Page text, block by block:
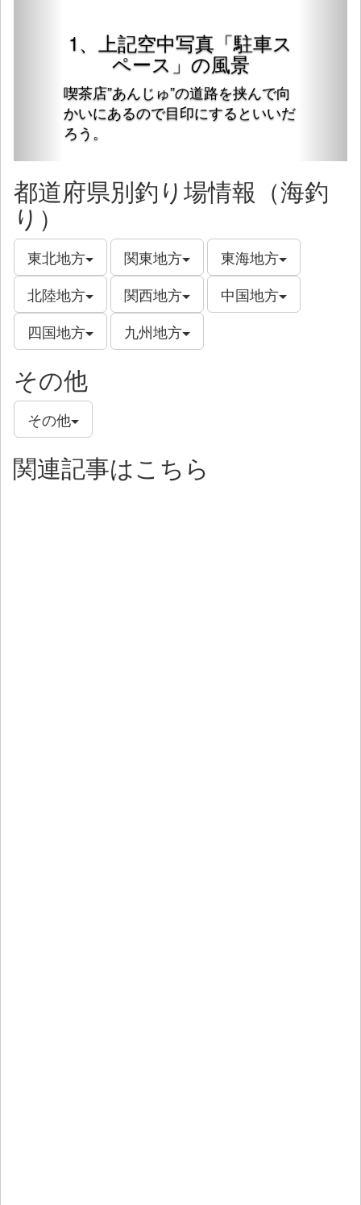
1、上記空中写真「駐車ス
ペース」の風景
喫茶店”あんじゅ”の道路を挟んで向
かいにあるので目印にするといいだ
ろう。
都道府県別釣り場情報（海釣
り）
東北地方 関東地方
東海地方
北陸地方
関西地方
中国地方
四国地方
九州地方
その他
その他
関連記事はこちら